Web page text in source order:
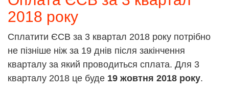
2018 року
Сплатити ЄСВ за 3 квартал 2018 року потрібно
не пізніше ніж за 19 днів після закінчення
кварталу за який проводиться сплата. Для 3
кварталу 2018 це буде 19 жовтня 2018 року.